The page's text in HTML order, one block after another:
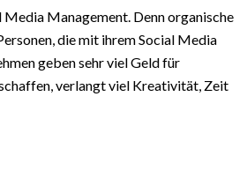
Management. Denn organische
die mit ihrem Social Media
geben sehr viel Geld für
verlangt viel Kreativität, Zeit